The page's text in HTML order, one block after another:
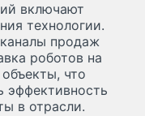
включают
технологии.
продаж
роботов на
что
эффективность
в отрасли.